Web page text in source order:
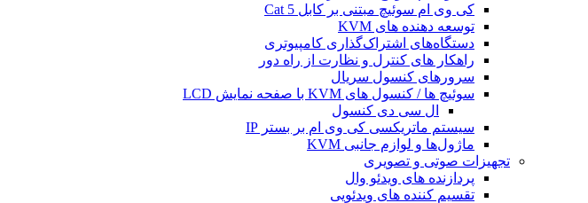
کی وی ام سوئیچ مبتنی بر کابل Cat 5
توسعه دهنده های KVM
دستگاه‌های اشتراک‌گذاری کامپیوتری
راهکار های کنترل و نظارت از راه دور
سرورهای کنسول سریال
سوئیچ ها / کنسول های KVM با صفحه نمایش LCD
ال سی دی کنسول
سیستم ماتریکسی کی وی ام بر بستر IP
ماژول‌ها و لوازم جانبی KVM
تجهیزات صوتی و تصویری
پردازنده های ویدئو وال
تقسیم کننده های ویدئویی